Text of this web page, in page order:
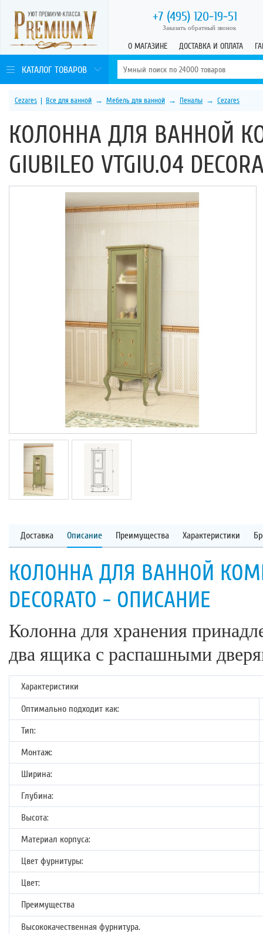
+7 (495) 120-19-51
Заказать обратный звонок
О МАГАЗИНЕ ДОСТАВКА И ОПЛАТА
КАТАЛОГ ТОВАРОВ
Cezares | Все для ванной → Мебель для ванной → Пеналы → Cezares
КОЛОННА ДЛЯ ВАННОЙ
GIUBILEO VTGIU.04
Доставка Описание Преимущества Характеристики
КОЛОННА ДЛЯ ВАННОЙ
DECORATO - ОПИСАНИЕ
Колонна для хранения
два ящика с распашными
Характеристики
Оптимально подходит как:
Тип:
Монтаж:
Ширина:
Глубина:
Высота:
Материал корпуса:
Цвет фурнитуры:
Цвет:
Преимущества
Высококачественная фурнитура.